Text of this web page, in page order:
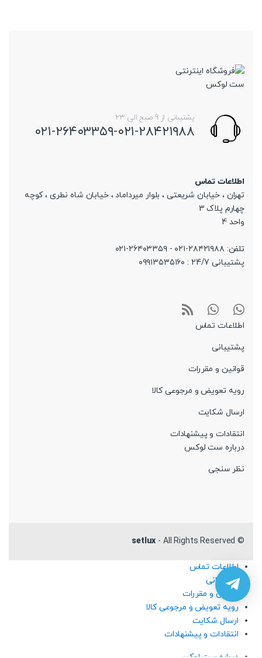
پشتیبانی از 9 صبح الی 23
۰۲۱-۲۶۴۰۳۳۵۹-۰۲۱-۲۸۴۲۱۹۸۸
اطلاعات تماس
تهران ، خیابان شریعتی ، بلوار میرداماد ، خیابان شاه نطری ، کوچه
چهارم پلاک 3
واحد 4
تلفن: ۲۸۴۲۱۹۸۸-۰۲۱ - ۲۶۴۰۳۳۵۹-۰۲۱
پشتیبانی 24/7 : ۰۹۹۱۳۵۳۵۱۶۰
اطلاعات تماس
پشتیبانی
قوانین و مقررات
رویه تعویض و مرجوعی کالا
ارسال شکایت
انتقادات و پیشنهادات
درباره ست لوکس
نظر سنجی
©
setlux - All Rights Reserved
اطلاعات تماس
پشتیبانی
قوانین و مقررات
رویه تعویض و مرجوعی کالا
ارسال شکایت
انتقادات و پیشنهادات